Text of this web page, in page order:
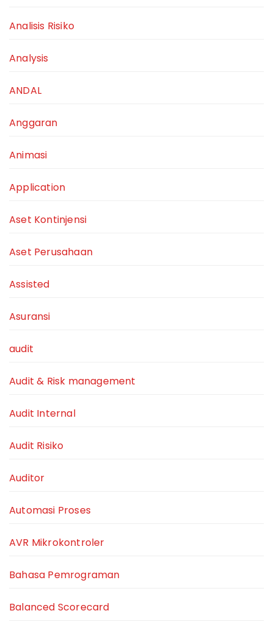
Analisis Risiko
Analysis
ANDAL
Anggaran
Animasi
Application
Aset Kontinjensi
Aset Perusahaan
Assisted
Asuransi
audit
Audit & Risk management
Audit Internal
Audit Risiko
Auditor
Automasi Proses
AVR Mikrokontroler
Bahasa Pemrograman
Balanced Scorecard